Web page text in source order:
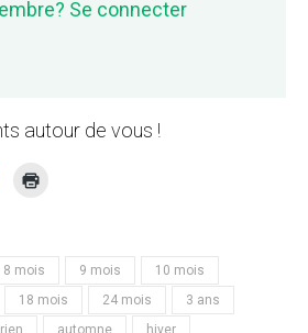
Se connecter
autour de vous !
8 mois 9 mois
10 mois
18 mois 24 mois
3 ans
automne
hiver